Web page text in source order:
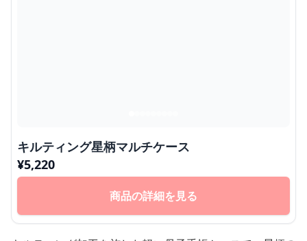
キルティング星柄マルチケース
¥5,220
商品の詳細を見る